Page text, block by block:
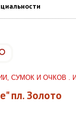
СУМОК И ОЧКОВ .
пл. Золото